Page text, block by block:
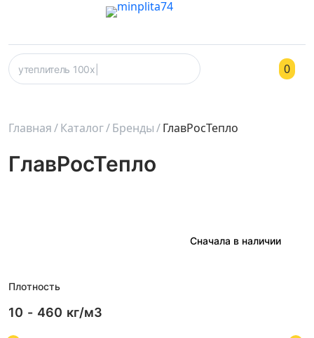
0
Главная Каталог Бренды ГлавРосТепло
ГлавРосТепло
Плотность
10 - 460 кг/м3